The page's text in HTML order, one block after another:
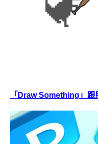
「Draw Something」